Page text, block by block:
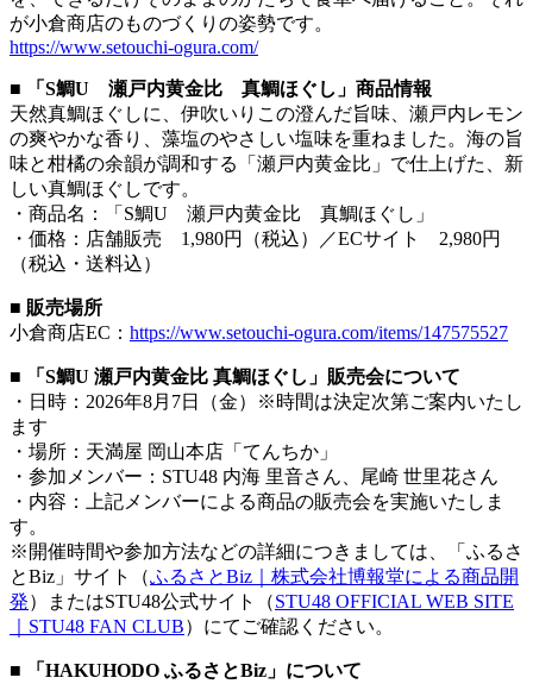
が小倉商店のものづくりの姿勢です。
https://www.setouchi-ogura.com/
■ 「S鯛U 瀬戸内黄金比 真鯛ほぐし」商品情報
天然真鯛ほぐしに、伊吹いりこの澄んだ旨味、瀬戸内レモン
の爽やかな香り、藻塩のやさしい塩味を重ねました。海の旨
味と柑橘の余韻が調和する「瀬戸内黄金比」で仕上げた、新
しい真鯛ほぐしです。
・商品名：「S鯛U 瀬戸内黄金比 真鯛ほぐし」
・価格：店舗販売 1,980円（税込）／ECサイト 2,980円
（税込・送料込）
■ 販売場所
小倉商店EC： https://www.setouchi-ogura.com/items/147575527
■ 「S鯛U 瀬戸内黄金比 真鯛ほぐし」販売会について
・日時：2026年8月7日（金）※時間は決定次第ご案内いたし
ます
・場所：天満屋 岡山本店「てんちか」
・参加メンバー：STU48 内海 里音さん、尾崎 世里花さん
・内容：上記メンバーによる商品の販売会を実施いたしま
す。
※開催時間や参加方法などの詳細につきましては、「ふるさ
とBiz」サイト（ふるさとBiz｜株式会社博報堂による商品開
発）またはSTU48公式サイト（STU48 OFFICIAL WEB SITE
｜STU48 FAN CLUB）にてご確認ください。
■ 「HAKUHODO ふるさとBiz」について